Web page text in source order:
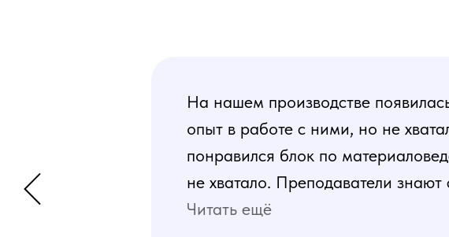
На нашем производстве
опыт в работе с ними, но не
понравился блок по
не хватало. Преподаватели
программа пошаговая и
Читать ещё